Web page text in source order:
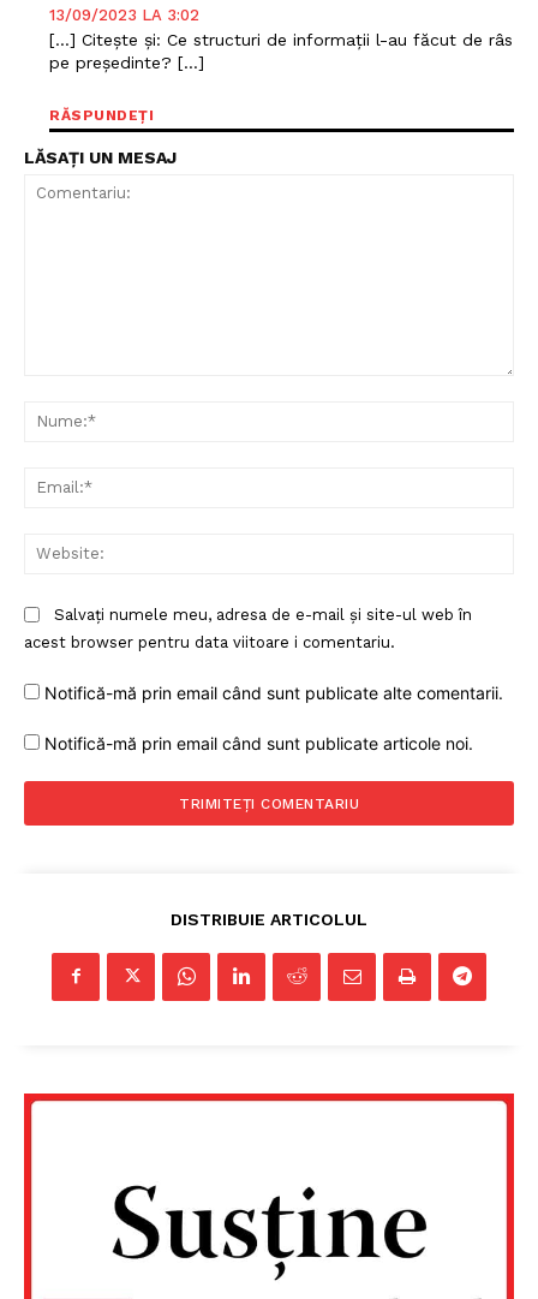
FREEDOM HOUSE ROMÂNIA
13/09/2023 LA 3:02
[…] Citește și: Ce structuri de informații l-au făcut de râs
pe președinte? […]
RĂSPUNDEȚI
LĂSAȚI UN MESAJ
Salvați numele meu, adresa de e-mail și site-ul web în
acest browser pentru data viitoare i comentariu.
Notifică-mă prin email când sunt publicate alte comentarii.
Notifică-mă prin email când sunt publicate articole noi.
DISTRIBUIE ARTICOLUL